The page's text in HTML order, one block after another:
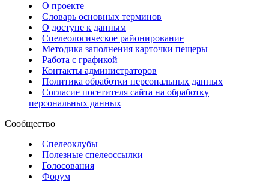
О проекте
Словарь основных терминов
О доступе к данным
Спелеологическое районирование
Методика заполнения карточки пещеры
Работа с графикой
Контакты администраторов
Политика обработки персональных данных
Согласие посетителя сайта на обработку
персональных данных
Сообщество
Спелеоклубы
Полезные спелеоссылки
Голосования
Форум